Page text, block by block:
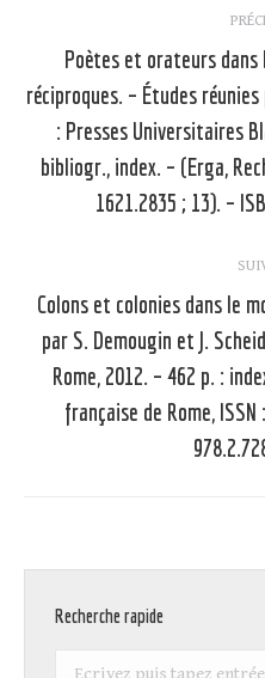
article
Poètes et orateurs dans
réciproques. – Études
: Presses Universitaires
bibliogr., index. – (Erga,
1621.2835 ; 13). –
Colons et colonies dans le
par S. Demougin et J.
Rome, 2012. – 462 p. :
française de Rome,
Recherche rapide
Recherche